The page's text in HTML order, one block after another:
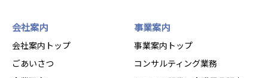
会社案内
会社案内トップ
ごあいさつ
事業案内
事業案内トップ
コンサルティング業務